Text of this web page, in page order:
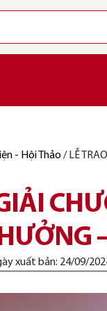
- Hội Thảo / LỄ
xuất bản: 24/09/